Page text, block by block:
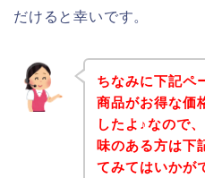
だけると幸いです。
ちなみに下記ペ
商品がお得な価
したよ♪なので
味のある方は下
てみてはいかが